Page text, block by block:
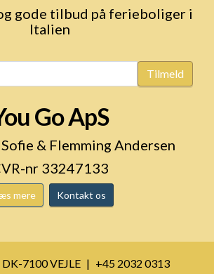
gode tilbud på ferieboliger i
Italien
Tilmeld
Go ApS
& Flemming Andersen
nr 33247133
mere Kontakt os
DK-7100 VEJLE
+45 2032 0313